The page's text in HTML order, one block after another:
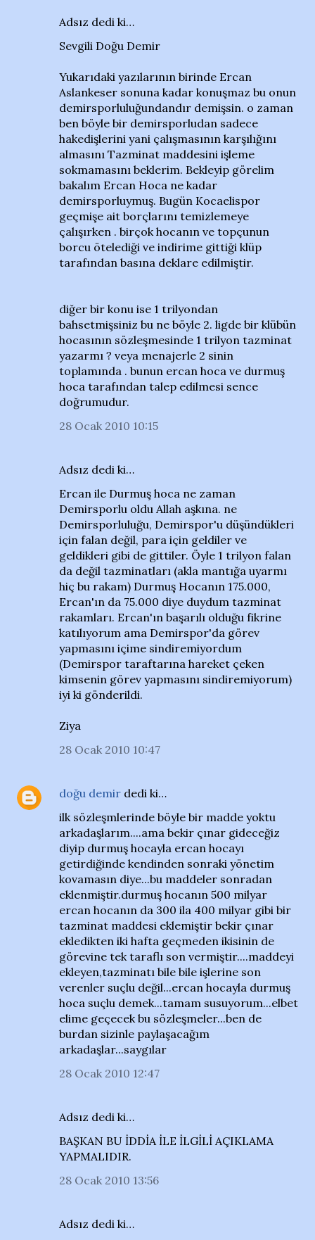
Adsız dedi ki…
Sevgili Doğu Demir
Yukarıdaki yazılarının birinde Ercan
Aslankeser sonuna kadar konuşmaz bu onun
demirsporluluğundandır demişsin. o zaman
ben böyle bir demirsporludan sadece
hakedişlerini yani çalışmasının karşılığını
almasını Tazminat maddesini işleme
sokmamasını beklerim. Bekleyip görelim
bakalım Ercan Hoca ne kadar
demirsporluymuş. Bugün Kocaelispor
geçmişe ait borçlarını temizlemeye
çalışırken . birçok hocanın ve topçunun
borcu ötelediği ve indirime gittiği klüp
tarafından basına deklare edilmiştir.
diğer bir konu ise 1 trilyondan
bahsetmişsiniz bu ne böyle 2. ligde bir klübün
hocasının sözleşmesinde 1 trilyon tazminat
yazarmı ? veya menajerle 2 sinin
toplamında . bunun ercan hoca ve durmuş
hoca tarafından talep edilmesi sence
doğrumudur.
28 Ocak 2010 10:15
Adsız dedi ki…
Ercan ile Durmuş hoca ne zaman
Demirsporlu oldu Allah aşkına. ne
Demirsporluluğu, Demirspor'u düşündükleri
için falan değil, para için geldiler ve
geldikleri gibi de gittiler. Öyle 1 trilyon falan
da değil tazminatları (akla mantığa uyarmı
hiç bu rakam) Durmuş Hocanın 175.000,
Ercan'ın da 75.000 diye duydum tazminat
rakamları. Ercan'ın başarılı olduğu fikrine
katılıyorum ama Demirspor'da görev
yapmasını içime sindiremiyordum
(Demirspor taraftarına hareket çeken
kimsenin görev yapmasını sindiremiyorum)
iyi ki gönderildi.
Ziya
28 Ocak 2010 10:47
doğu demir dedi ki…
ilk sözleşmlerinde böyle bir madde yoktu
arkadaşlarım....ama bekir çınar gideceğiz
diyip durmuş hocayla ercan hocayı
getirdiğinde kendinden sonraki yönetim
kovamasın diye...bu maddeler sonradan
eklenmiştir.durmuş hocanın 500 milyar
ercan hocanın da 300 ila 400 milyar gibi bir
tazminat maddesi eklemiştir bekir çınar
ekledikten iki hafta geçmeden ikisinin de
görevine tek taraflı son vermiştir....maddeyi
ekleyen,tazminatı bile bile işlerine son
verenler suçlu değil...ercan hocayla durmuş
hoca suçlu demek...tamam susuyorum...elbet
elime geçecek bu sözleşmeler...ben de
burdan sizinle paylaşacağım
arkadaşlar...saygılar
28 Ocak 2010 12:47
Adsız dedi ki…
BAŞKAN BU İDDİA İLE İLGİLİ AÇIKLAMA
YAPMALIDIR.
28 Ocak 2010 13:56
Adsız dedi ki…